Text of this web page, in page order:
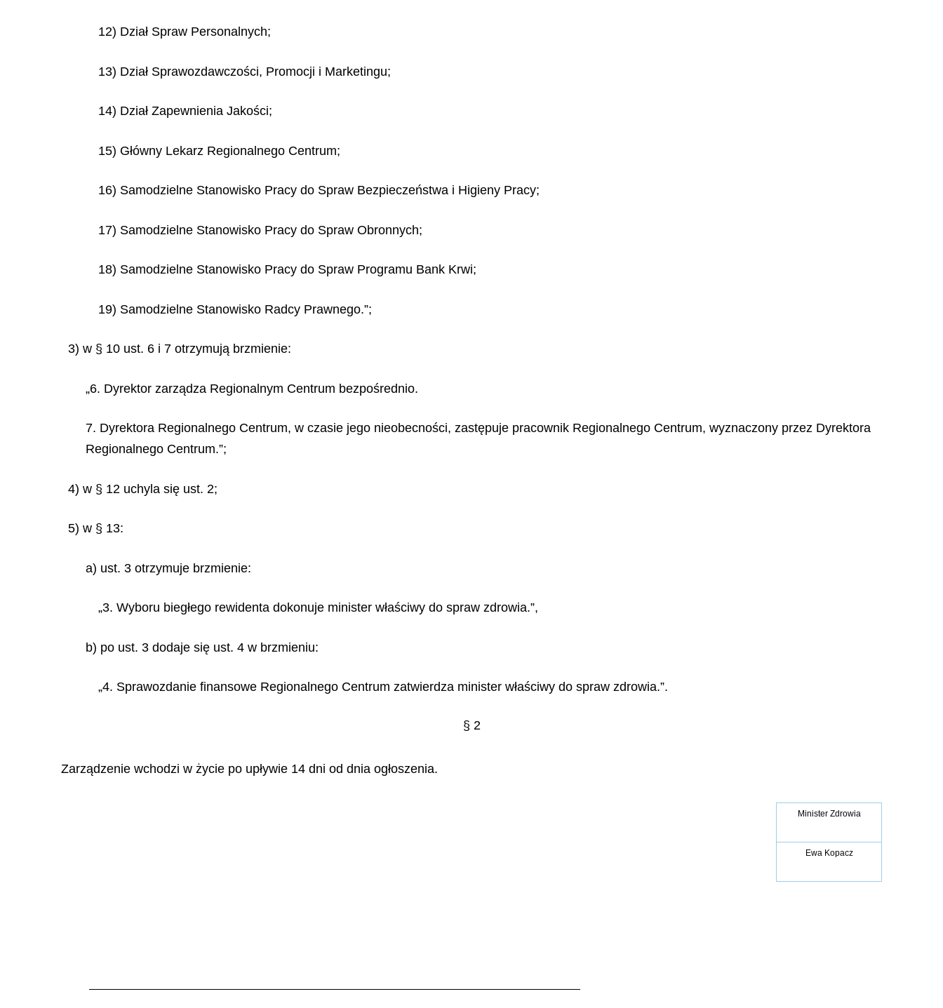
12) Dział Spraw Personalnych;
13) Dział Sprawozdawczości, Promocji i Marketingu;
14) Dział Zapewnienia Jakości;
15) Główny Lekarz Regionalnego Centrum;
16) Samodzielne Stanowisko Pracy do Spraw Bezpieczeństwa i Higieny Pracy;
17) Samodzielne Stanowisko Pracy do Spraw Obronnych;
18) Samodzielne Stanowisko Pracy do Spraw Programu Bank Krwi;
19) Samodzielne Stanowisko Radcy Prawnego.”;
3) w § 10 ust. 6 i 7 otrzymują brzmienie:
„6. Dyrektor zarządza Regionalnym Centrum bezpośrednio.
7. Dyrektora Regionalnego Centrum, w czasie jego nieobecności, zastępuje pracownik Regionalnego Centrum, wyznaczony przez Dyrektora
Regionalnego Centrum.”;
4) w § 12 uchyla się ust. 2;
5) w § 13:
a) ust. 3 otrzymuje brzmienie:
„3. Wyboru biegłego rewidenta dokonuje minister właściwy do spraw zdrowia.”,
b) po ust. 3 dodaje się ust. 4 w brzmieniu:
„4. Sprawozdanie finansowe Regionalnego Centrum zatwierdza minister właściwy do spraw zdrowia.”.
§ 2
Zarządzenie wchodzi w życie po upływie 14 dni od dnia ogłoszenia.
Minister Zdrowia
Ewa Kopacz